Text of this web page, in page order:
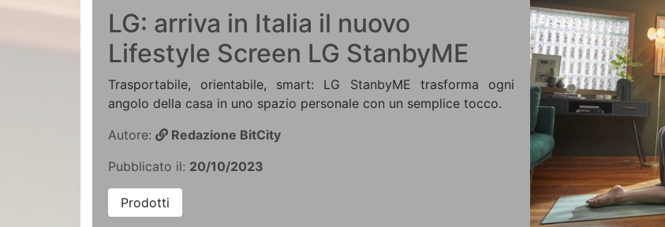
LG: arriva in Italia il nuovo
Lifestyle Screen LG StanbyME
Trasportabile, orientabile, smart: LG StanbyME trasforma ogni
angolo della casa in uno spazio personale con un semplice tocco.
Autore:
Redazione BitCity
Pubblicato il: 20/10/2023
Prodotti